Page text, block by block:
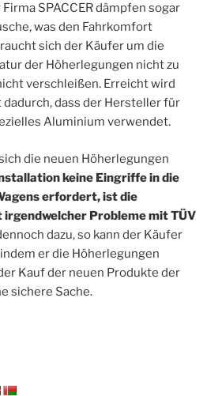
SPACCER dämpfen sogar
was den Fahrkomfort
sich der Käufer um die
der Höherlegungen nicht zu
verschleißen. Erreicht wird
dass der Hersteller für
Aluminium verwendet.
die neuen Höherlegungen
keine Eingriffe in die
erfordert, ist die
Probleme mit TÜV
dazu, so kann der Käufer
er die Höherlegungen
Kauf der neuen Produkte der
sichere Sache.